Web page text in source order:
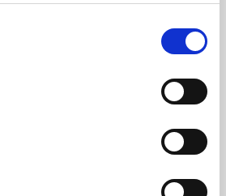
der Logistik
Drohnen…